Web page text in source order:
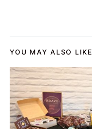
YOU MAY ALSO LIKE